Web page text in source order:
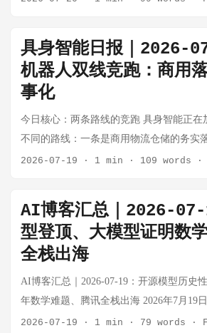
台机器的极限特技，而是秀真实订单和量
关。 价格杀手继续发力。 宇树科技人形机
的59万元降至2026年的约16万元；众擎
时8.8万元起。价格下探直接加速工业场景
至。 截至2026年7月，国内已有超20家人
IPO相关阶段，包括宇树科技6月通过科创
被多家券商称为"国产机器人主机厂IPO元
2026世界机器人大会将于8月19日在北京经
化落地。 来源：蛇口消息报、知乎、百
新浪财经 | 时间：2026-07-20
（long-horizon models）带来的新安全挑战
运行中的目标漂移、对齐退化等前沿问题
被部署在复杂任务中运行数小时甚至数天
态的输入-输出校验，而变成了一个动态过
的提升，带来了新的攻击面和研究方向。
度，可能是为政策制定者提供参考的标准
义 AI 的评价标准，谁就掌握了行业话语
评分框架，是在争夺"AI 治理规则制定者"
度。 🟠 Anthropic：商业化三线并进
事实：Anthropic 推出 Claude Science——
台，提供科学文献检索、实验数据分析、
地形自适应行走，可突破楼梯、斜坡、碎
检等场景 万台部署路线图： 酷哇规划"从
径，日冕+远图万台级具身智能部署计划官
远的未来目标万台。 📌 百度文心助手任务
PinchBench，超越Claude、GPT （来源：
07-22） 在59个参评模型中，百度文心助
上得分登顶国际权威PinchBench榜单，领
fast（93.5%）、GPT-5.6-luna（88.7%）等
果"，区别于传统大模型基准考的"模型知
含23个真实工作场景、147项任务，覆盖
办公自动化等七大类别。 核心启示：
的重要性正在超过单纯的模型参数比拼。
层世界模型填补了具身智能"物理+社会"统
臂实演证明技术已接近可部署状态 中期：
具身智能日报｜2026-
机器人双线竞跑：商用
事化
今日核心：两条路线的竞跑 具身智能正在
不同的路线：一条是商用物流仓储的务实
化的大胆押注。两条路线同时传来重磅消
2026-07-19 · 1 min · 109 words ·
AI博客汇总｜2026-07-
型登顶、大模型证明数
全栈出海
AI博客汇总｜2026-07-19：开源模型历史
年数学难题、腾讯全栈出海 2026年7月19
业三条主线：开源生态迎来标志性事件
2026-07-19 · 1 min · 79 words ·